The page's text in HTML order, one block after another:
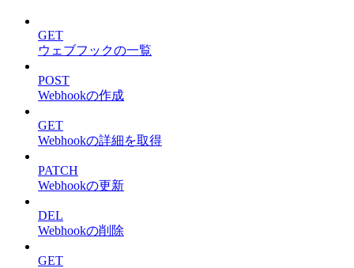
GET
ウェブフックの一覧
POST
Webhookの作成
GET
Webhookの詳細を取得
PATCH
Webhookの更新
DEL
Webhookの削除
GET